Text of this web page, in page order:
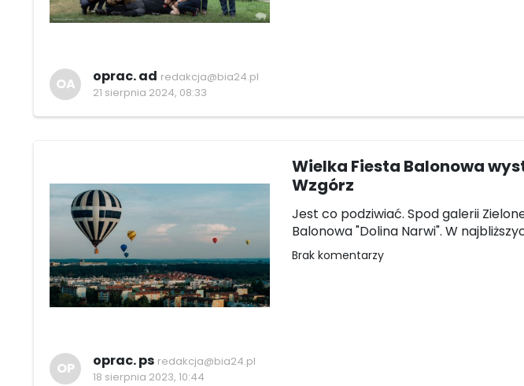
OA oprac. ad redakcja@bia24.pl
21 sierpnia 2024, 08:33
Wielka Fiesta Balonowa
Wzgórz
Jest co podziwiać. Spod galerii
Balonowa "Dolina Narwi". W
Brak komentarzy
OP oprac. ps redakcja@bia24.pl
18 sierpnia 2023, 10:44